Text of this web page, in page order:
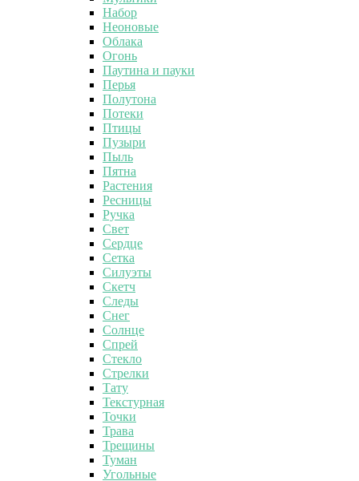
Набор
Неоновые
Облака
Огонь
Паутина и пауки
Перья
Полутона
Потеки
Птицы
Пузыри
Пыль
Пятна
Растения
Ресницы
Ручка
Свет
Сердце
Сетка
Силуэты
Скетч
Следы
Снег
Солнце
Спрей
Стекло
Стрелки
Тату
Текстурная
Точки
Трава
Трещины
Туман
Угольные